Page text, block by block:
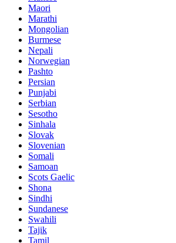
Maori
Marathi
Mongolian
Burmese
Nepali
Norwegian
Pashto
Persian
Punjabi
Serbian
Sesotho
Sinhala
Slovak
Slovenian
Somali
Samoan
Scots Gaelic
Shona
Sindhi
Sundanese
Swahili
Tajik
Tamil